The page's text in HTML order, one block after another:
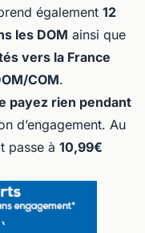
également 12
les DOM ainsi que
vers la France
COM.
payez rien pendant
d’engagement. Au
passe à 10,99€